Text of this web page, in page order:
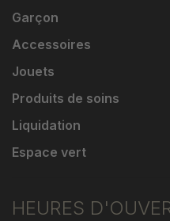
Garçon
Accessoires
Jouets
Produits de soins
Liquidation
Espace vert
HEURES